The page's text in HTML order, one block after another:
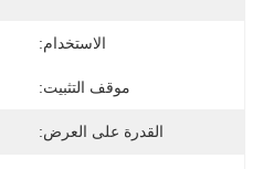
الاستخدام:
موقف التثبيت:
القدرة على العرض: